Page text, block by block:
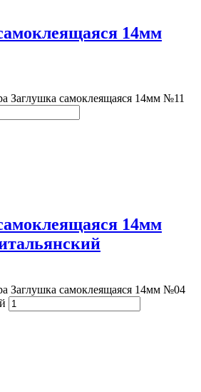
14мм
Заглушка самоклеящаяся 14мм №11
14мм
Заглушка самоклеящаяся 14мм №04